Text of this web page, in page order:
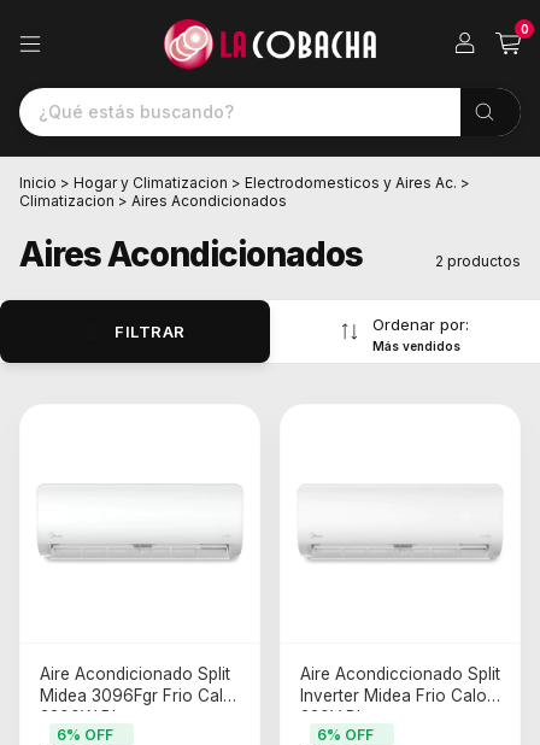
0
Inicio > Hogar y Climatizacion > Electrodomesticos y Aires Ac. >
Climatizacion > Aires Acondicionados
Aires Acondicionados 2 productos
FILTRAR Ordenar por:
Más vendidos
Aire Acondicionado Split
Midea 3096Fgr Frio Calor
3200W Blanco
6% OFF
Aire Acondiccionado Split
Inverter Midea Frio Calor
220V Blanco
6% OFF